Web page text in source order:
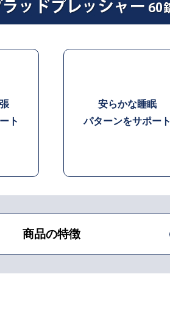
ト
安らかな睡眠
パターンをサポート
商品の特徴